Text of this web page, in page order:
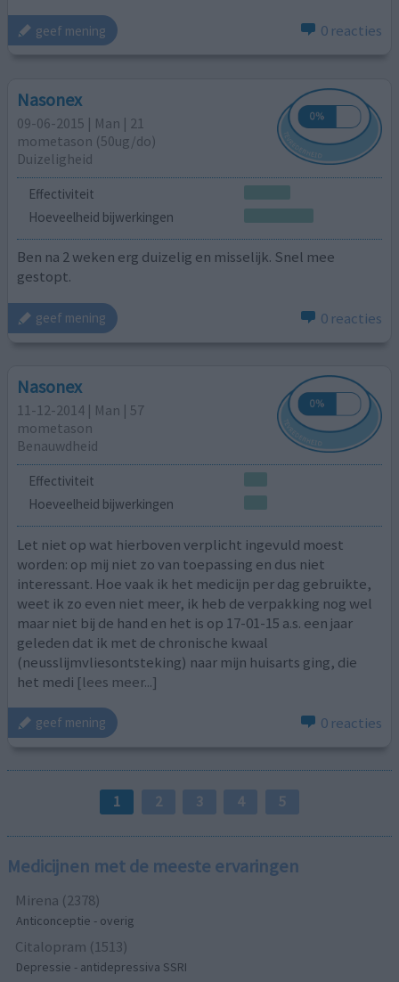
geef mening 0 reacties
Nasonex
09-06-2015 | Man | 21
mometason (50ug/do)
Duizeligheid
Effectiviteit
Hoeveelheid bijwerkingen
Ben na 2 weken erg duizelig en misselijk. Snel mee
gestopt.
geef mening 0 reacties
Nasonex
11-12-2014 | Man | 57
mometason
Benauwdheid
Effectiviteit
Hoeveelheid bijwerkingen
Let niet op wat hierboven verplicht ingevuld moest
worden: op mij niet zo van toepassing en dus niet
interessant. Hoe vaak ik het medicijn per dag gebruikte,
weet ik zo even niet meer, ik heb de verpakking nog wel
maar niet bij de hand en het is op 17-01-15 a.s. een jaar
geleden dat ik met de chronische kwaal
(neusslijmvliesontsteking) naar mijn huisarts ging, die
het medi [lees meer...]
geef mening 0 reacties
1 2 3 4 5
Medicijnen met de meeste ervaringen
Mirena (2378)
Anticonceptie - overig
Citalopram (1513)
Depressie - antidepressiva SSRI